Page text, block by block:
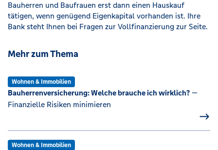
Bauherren und Baufrauen erst dann einen Hauskauf
tätigen, wenn genügend Eigenkapital vorhanden ist. Ihre
Bank steht Ihnen bei Fragen zur Vollfinanzierung zur Seite.
Mehr zum Thema
Wohnen & Immobilien
Bauherrenversicherung: Welche brauche ich wirklich? —
Finanzielle Risiken minimieren
Wohnen & Immobilien